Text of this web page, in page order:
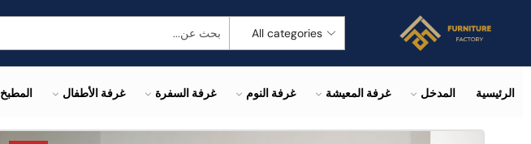
الرئيسية المدخل غرفة المعيشة غرفة النوم غرفة السفرة غرفة الأطفال المطبخ